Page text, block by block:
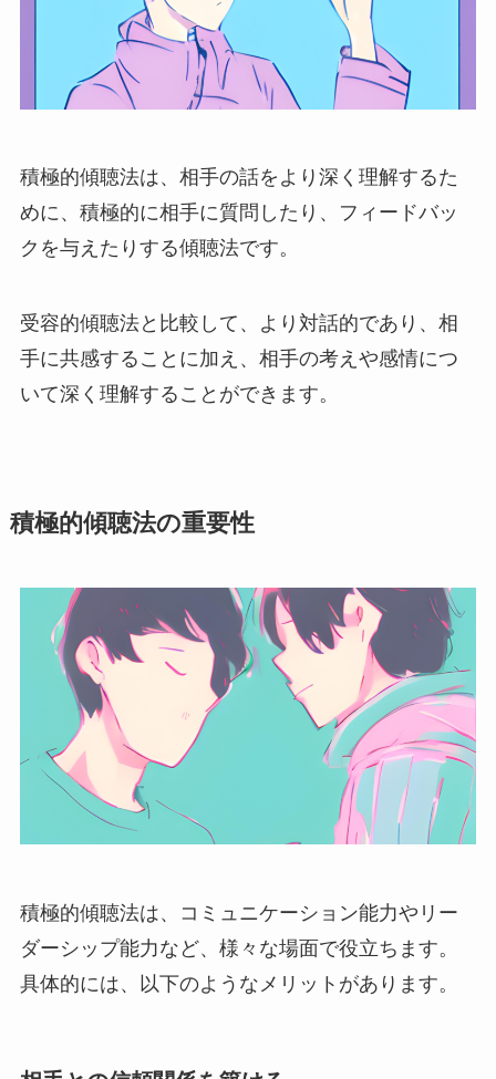
積極的傾聴法は、相手の話をより深く理解するた
めに、積極的に相手に質問したり、フィードバッ
クを与えたりする傾聴法です。
受容的傾聴法と比較して、より対話的であり、相
手に共感することに加え、相手の考えや感情につ
いて深く理解することができます。
積極的傾聴法の重要性
積極的傾聴法は、コミュニケーション能力やリー
ダーシップ能力など、様々な場面で役立ちます。
具体的には、以下のようなメリットがあります。